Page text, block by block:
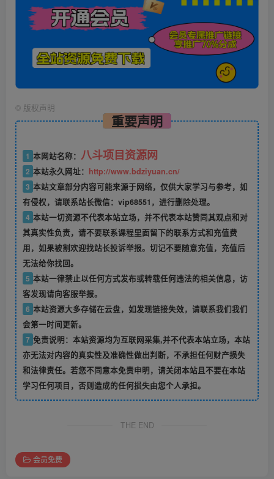
© 版权声明
重要声明
1 本网站名称： 八斗项目资源网
2 本站永久网址： http://www.bdziyuan.cn/
3 本站文章部分内容可能来源于网络，仅供大家学习与参考，如
有侵权，请联系站长微信：vip68551，进行删除处理。
4 本站一切资源不代表本站立场，并不代表本站赞同其观点和对
其真实性负责，请不要联系课程里面留下的联系方式和充值费
用，如果被割欢迎找站长投诉举报。切记不要随意充值，充值后
无法给你找回。
5 本站一律禁止以任何方式发布或转载任何违法的相关信息，访
客发现请向客服举报。
6 本站资源大多存储在云盘，如发现链接失效，请联系我们我们
会第一时间更新。
7 免责说明：本站资源均为互联网采集,并不代表本站立场，本站
亦无法对内容的真实性及准确性做出判断，不承担任何财产损失
和法律责任。若您不同意本免责申明，请关闭本站且不要在本站
学习任何项目，否则造成的任何损失由您个人承担。
THE END
会员免费